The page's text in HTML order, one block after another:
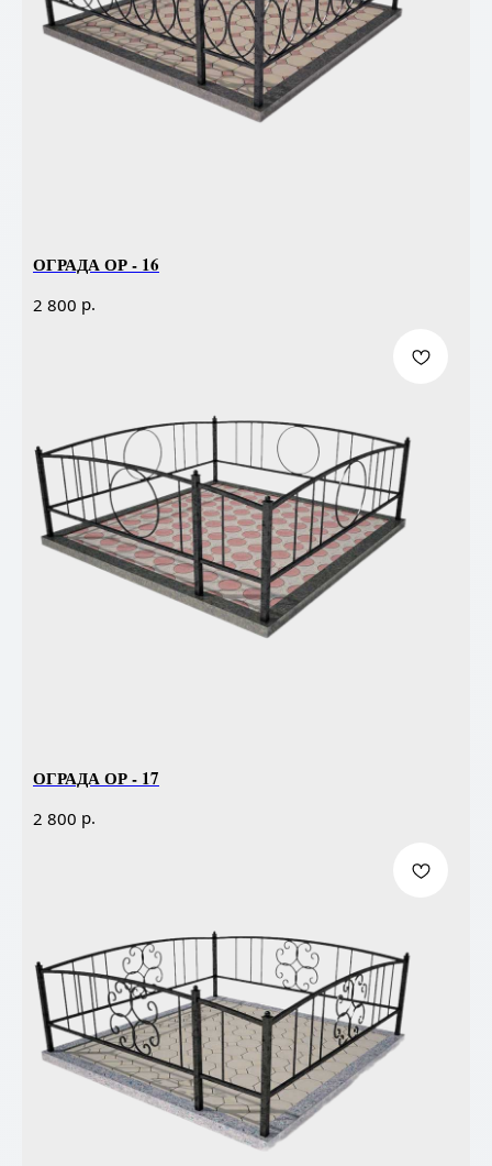
ОГРАДА ОР - 16
2 800 р.
ОГРАДА ОР - 17
2 800 р.